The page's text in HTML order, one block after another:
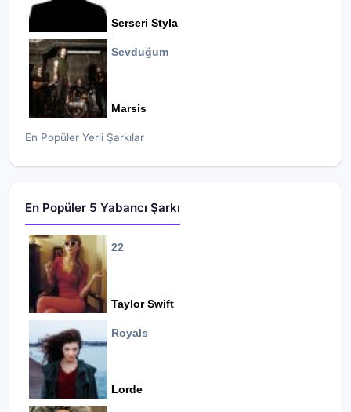
Serseri Styla
Sevduğum
Marsis
En Popüler Yerli Şarkılar
En Popüler 5 Yabancı Şarkı
22
Taylor Swift
Royals
Lorde